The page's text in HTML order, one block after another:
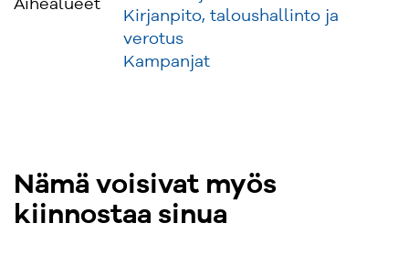
Aihealueet
Kirjanpito, taloushallinto ja
verotus
Kampanjat
Nämä voisivat myös
kiinnostaa sinua